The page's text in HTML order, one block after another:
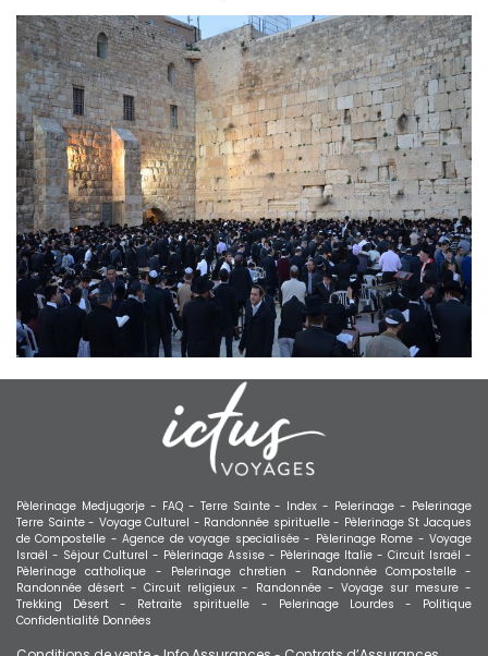
Pèlerinage Medjugorje - FAQ - Terre Sainte - Index - Pelerinage - Pelerinage
Terre Sainte - Voyage Culturel - Randonnée spirituelle - Pèlerinage St Jacques
de Compostelle -Agence de voyage specialisée - Pèlerinage Rome -Voyage
Israël - Séjour Culturel - Pèlerinage Assise - Pèlerinage Italie - Circuit Israël -
Pèlerinage catholique - Pelerinage chretien - Randonnée Compostelle -
Randonnée désert -Circuit religieux - Randonnée - Voyage sur mesure -
Trekking Désert - Retraite spirituelle - Pelerinage Lourdes - Politique
Confidentialité Données